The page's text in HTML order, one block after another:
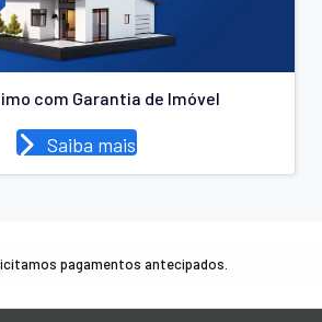
com Garantia de Imóvel
Saiba mais
pagamentos antecipados.